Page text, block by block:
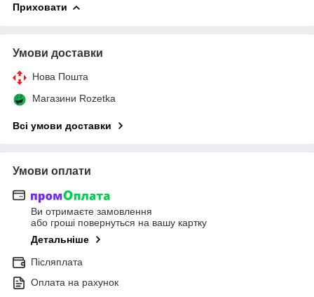
Приховати
Умови доставки
Нова Пошта
Магазини Rozetka
Всі умови доставки
Умови оплати
Ви отримаєте замовлення
або гроші повернуться на вашу картку
Детальніше
Післяплата
Оплата на рахунок